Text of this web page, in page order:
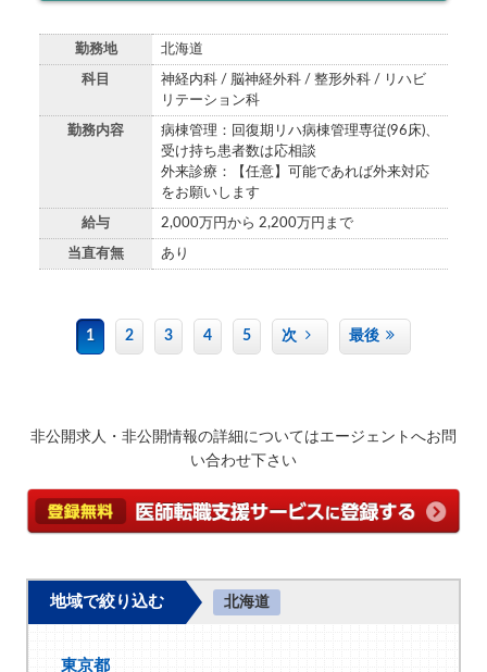
勤務地 北海道
科目
神経内科 / 脳神経外科 / 整形外科 / リハビ
リテーション科
勤務内容
病棟管理：回復期リハ病棟管理専従(96床)、
受け持ち患者数は応相談
外来診療：【任意】可能であれば外来対応
をお願いします
給与 2,000万円から 2,200万円まで
当直有無 あり
1 2 3 4 5 次 最後
非公開求人・非公開情報の詳細についてはエージェントへお問
い合わせ下さい
地域で絞り込む 北海道
東京都